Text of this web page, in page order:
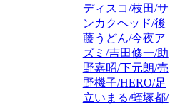
ディスコ/枝田/サ
ンカクヘッド/後
藤うどん/今夜ア
ズミ/吉田修一/助
野嘉昭/下元朗/売
野機子/HERO/足
立いまる/蛭塚都/